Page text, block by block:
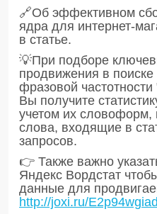
🔗Об эффективном
ядра для интернет-
в статье.
💡При подборе
продвижения в поиске
фразовой
Вы получите
учетом их словоформ,
слова, входящие в
запросов.
👉 Также важно
Яндекс Вордстат
данные для
http://joxi.ru/